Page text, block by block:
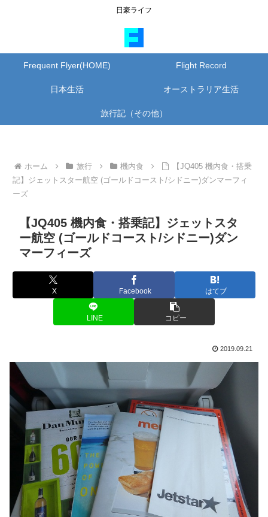
日豪ライフ
Frequent Flyer(HOME) Flight Record
日本生活 オーストラリア生活
旅行記（その他）
ホーム 旅行 機内食
【JQ405 機内食・搭乗
記】ジェットスター航空 (ゴールドコースト/シドニー)ダンマーフィ
ーズ
【JQ405 機内食・搭乗記】ジェットスタ
ー航空 (ゴールドコースト/シドニー)ダン
マーフィーズ
X Facebook はてブ
LINE コピー
2019.09.21